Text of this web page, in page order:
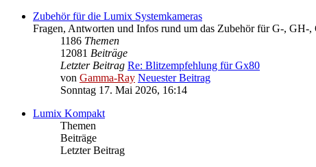
Zubehör für die Lumix Systemkameras
Fragen, Antworten und Infos rund um das Zubehör für G-, GH-
1186 Themen
12081 Beiträge
Letzter Beitrag Re: Blitzempfehlung für Gx80
von Gamma-Ray Neuester Beitrag
Sonntag 17. Mai 2026, 16:14
Lumix Kompakt
Themen
Beiträge
Letzter Beitrag